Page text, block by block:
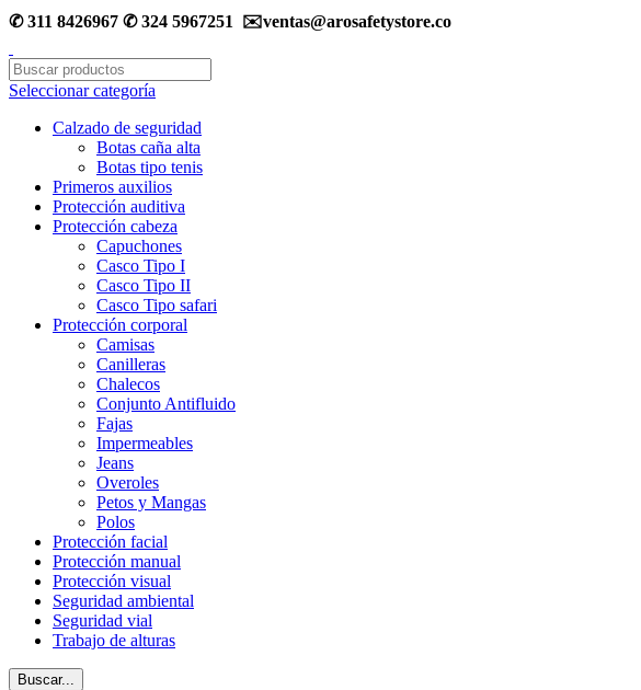
✆ 311 8426967 ✆ 324 5967251 ✉️ventas@arosafetystore.co
Seleccionar categoría
Calzado de seguridad
Botas caña alta
Botas tipo tenis
Primeros auxilios
Protección auditiva
Protección cabeza
Capuchones
Casco Tipo I
Casco Tipo II
Casco Tipo safari
Protección corporal
Camisas
Canilleras
Chalecos
Conjunto Antifluido
Fajas
Impermeables
Jeans
Overoles
Petos y Mangas
Polos
Protección facial
Protección manual
Protección visual
Seguridad ambiental
Seguridad vial
Trabajo de alturas
Buscar...